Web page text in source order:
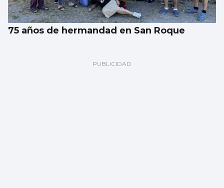
75 años de hermandad en San Roque